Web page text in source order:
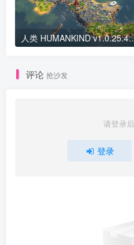
人类 HUMANKIND
评论 抢沙发
请登录
登录